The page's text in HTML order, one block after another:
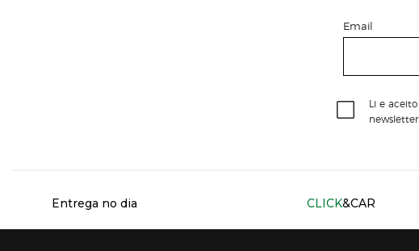
Email
Li e aceito
newsletter
Entrega no dia CLICK&CAR